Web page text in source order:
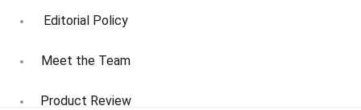
Editorial Policy
Meet the Team
Product Review